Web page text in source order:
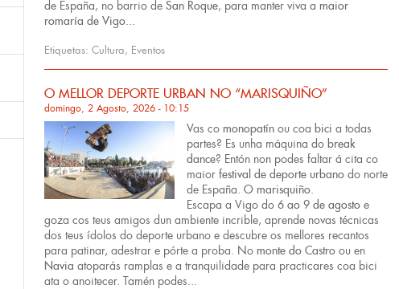
de España, no barrio de San Roque, para manter viva a maior
romaría de Vigo...
Etiquetas: Cultura, Eventos
O MELLOR DEPORTE URBAN NO “MARISQUIÑO”
domingo, 2 Agosto, 2026 - 10:15
Vas co monopatín ou coa bici a todas
partes? Es unha máquina do break
dance? Entón non podes faltar á cita co
maior festival de deporte urbano do norte
de España. O marisquiño.
Escapa a Vigo do 6 ao 9 de agosto e
goza cos teus amigos dun ambiente incrible, aprende novas técnicas
dos teus ídolos do deporte urbano e descubre os mellores recantos
para patinar, adestrar e pórte a proba. No monte do Castro ou en
Navia atoparás ramplas e a tranquilidade para practicares coa bici
ata o anoitecer. Tamén podes...